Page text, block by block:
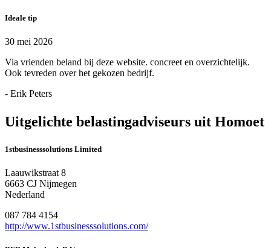
Ideale tip
30 mei 2026
Via vrienden beland bij deze website. concreet en overzichtelijk.
Ook tevreden over het gekozen bedrijf.
- Erik Peters
Uitgelichte belastingadviseurs uit Homoet
1stbusinesssolutions Limited
Laauwikstraat 8
6663 CJ Nijmegen
Nederland
087 784 4154
http://www.1stbusinesssolutions.com/